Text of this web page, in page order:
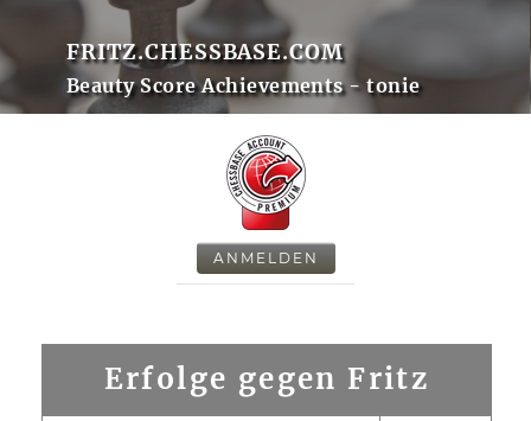
FRITZ.CHESSBASE.COM
Beauty Score Achievements - tonie
ANMELDEN
Erfolge gegen Fritz